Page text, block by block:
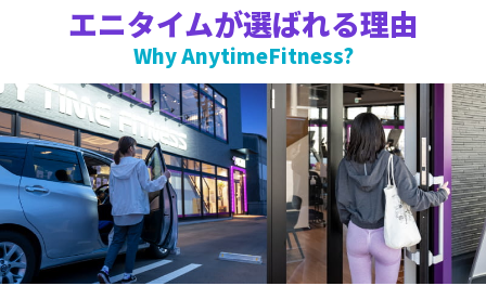
エニタイムが選ばれる理由
Why AnytimeFitness?